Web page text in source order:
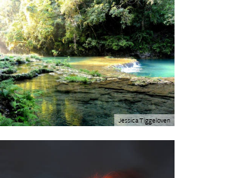
Jessica Tiggeloven